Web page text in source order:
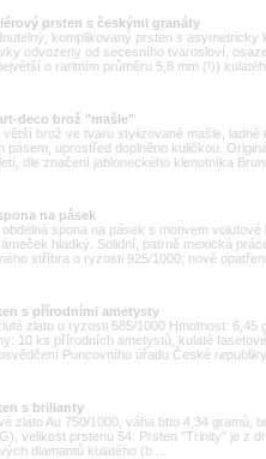
prsten s českými granáty
komplikovaný prsten s asymetricky
odvozeny od secesního tvarosloví,
o raritním průměru 5,8 mm (!))
deco brož "mašle"
větší brož ve tvaru stylizované mašle,
pásem, uprostřed doplněno kuličkou.
dle značení jabloneckého klenotníka
na pásek
spona na pásek s motivem
hladký. Solidní, patrně mexická
stříbra o ryzosti 925/1000; nově
s přírodními ametysty
zlato o ryzosti 585/1000 Hmotnost:
10 ks přírodních ametystů, kulaté
Puncovního úřadu České republiky
s brilianty
zlato Au 750/1000, váha btto 4,34 gramů,
velikost prstenu 54. Prsten "Trinity" je z
diamantů kulatého (b ...